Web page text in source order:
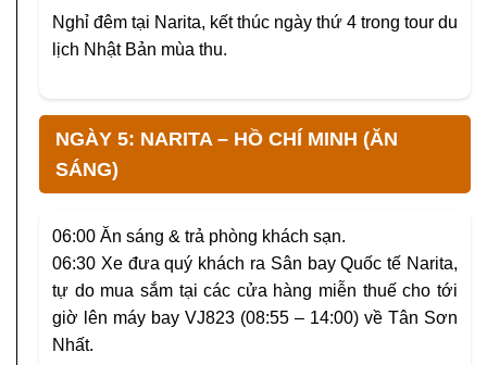
Nghỉ đêm tại Narita, kết thúc ngày thứ 4 trong tour du
lịch Nhật Bản mùa thu.
NGÀY 5: NARITA – HỒ CHÍ MINH (ĂN
SÁNG)
06:00 Ăn sáng & trả phòng khách sạn.
06:30 Xe đưa quý khách ra Sân bay Quốc tế Narita,
tự do mua sắm tại các cửa hàng miễn thuế cho tới
giờ lên máy bay VJ823 (08:55 – 14:00) về Tân Sơn
Nhất.